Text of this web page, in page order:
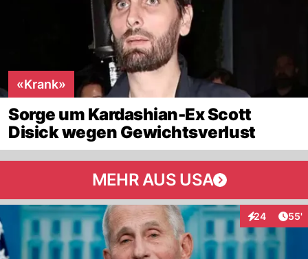
«Krank»
Sorge um Kardashian-Ex Scott
Disick wegen Gewichtsverlust
MEHR AUS USA
24
Interaktionen
55'